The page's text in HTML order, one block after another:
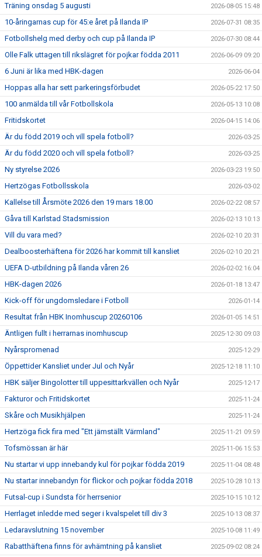
FÖRENINGSDOKUMENT_GAMLA
SPONSORER
FÖRENINGSDOKUMENT
Träning onsdag 5 augusti 2026-08-05 15:48
10-åringarnas cup för 45:e året på Ilanda IP 2026-07-31 08:35
Fotbollshelg med derby och cup på Ilanda IP 2026-07-30 08:44
Olle Falk uttagen till rikslägret för pojkar födda 2011 2026-06-09 09:20
6 Juni är lika med HBK-dagen 2026-06-04
Hoppas alla har sett parkeringsförbudet 2026-05-22 17:50
100 anmälda till vår Fotbollskola 2026-05-13 10:08
Fritidskortet 2026-04-15 14:06
Är du född 2019 och vill spela fotboll? 2026-03-25
Är du född 2020 och vill spela fotboll? 2026-03-25
Ny styrelse 2026 2026-03-23 19:50
Hertzögas Fotbollsskola 2026-03-02
Kallelse till Årsmöte 2026 den 19 mars 18.00 2026-02-22 08:57
Gåva till Karlstad Stadsmission 2026-02-13 10:13
Vill du vara med? 2026-02-10 20:31
Dealboosterhäftena för 2026 har kommit till kansliet 2026-02-10 20:21
UEFA D-utbildning på Ilanda våren 26 2026-02-02 16:04
HBK-dagen 2026 2026-01-18 13:47
Kick-off för ungdomsledare i Fotboll 2026-01-14
Resultat från HBK Inomhuscup 20260106 2026-01-05 14:51
Äntligen fullt i herrarnas inomhuscup 2025-12-30 09:03
Nyårspromenad 2025-12-29
Öppettider Kansliet under Jul och Nyår 2025-12-18 11:10
HBK säljer Bingolotter till uppesittarkvällen och Nyår 2025-12-17
Fakturor och Fritidskortet 2025-11-24
Skåre och Musikhjälpen 2025-11-24
Hertzöga fick fira med "Ett jämställt Värmland" 2025-11-21 09:59
Tofsmössan är här 2025-11-06 15:53
Nu startar vi upp innebandy kul för pojkar födda 2019 2025-11-04 08:48
Nu startar innebandyn för flickor och pojkar födda 2018 2025-10-28 10:13
Futsal-cup i Sundsta för herrsenior 2025-10-15 10:12
Herrlaget inledde med seger i kvalspelet till div 3 2025-10-13 08:37
Ledaravslutning 15 november 2025-10-08 11:49
Rabatthäftena finns för avhämtning på kansliet 2025-09-02 08:24